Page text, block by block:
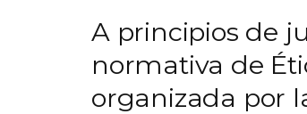
A principios de
normativa de
organizada por